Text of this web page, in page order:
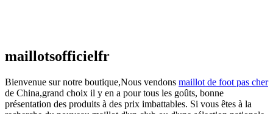
maillotsofficielfr
Bienvenue sur notre boutique,Nous vendons maillot de foot pas cher
de China,grand choix il y en a pour tous les goûts, bonne
présentation des produits à des prix imbattables. Si vous êtes à la